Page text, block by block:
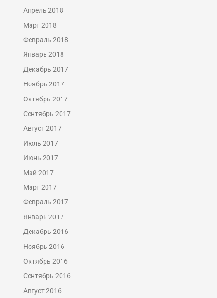
Апрель 2018
Март 2018
Февраль 2018
Январь 2018
Декабрь 2017
Ноябрь 2017
Октябрь 2017
Сентябрь 2017
Август 2017
Июль 2017
Июнь 2017
Май 2017
Март 2017
Февраль 2017
Январь 2017
Декабрь 2016
Ноябрь 2016
Октябрь 2016
Сентябрь 2016
Август 2016